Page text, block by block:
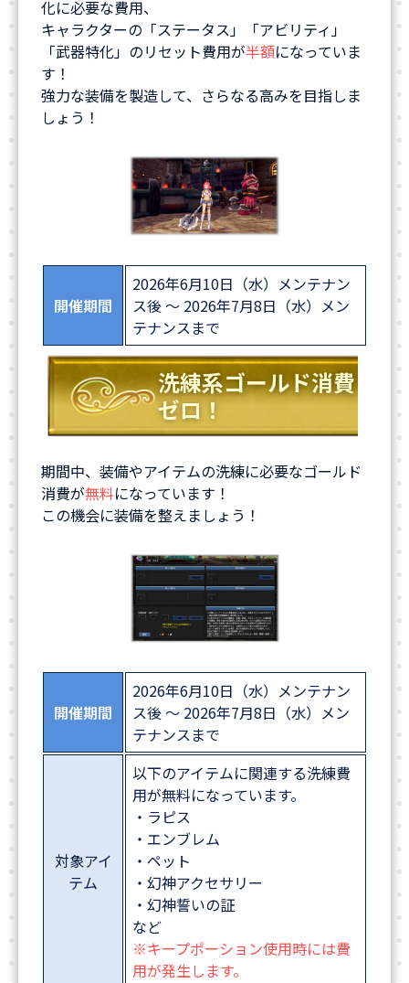
化に必要な費用、
キャラクターの「ステータス」「アビリティ」
「武器特化」のリセット費用が半額になっていま
す！
強力な装備を製造して、さらなる高みを目指しま
しょう！
開催期間
2026年6月10日（水）メンテナン
ス後 ～ 2026年7月8日（水）メン
テナンスまで
洗練系ゴールド消費
ゼロ！
期間中、装備やアイテムの洗練に必要なゴールド
消費が無料になっています！
この機会に装備を整えましょう！
開催期間
2026年6月10日（水）メンテナン
ス後 ～ 2026年7月8日（水）メン
テナンスまで
対象アイ
テム
以下のアイテムに関連する洗練費
用が無料になっています。
・ラピス
・エンブレム
・ペット
・幻神アクセサリー
・幻神誓いの証
など
※キープポーション使用時には費
用が発生します。